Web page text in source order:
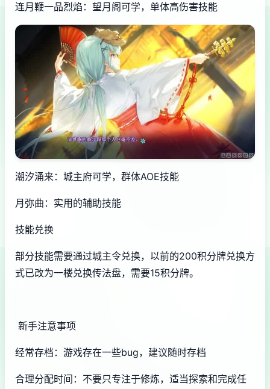
连月鞭一品烈焰：望月阁可学，单体高伤害技能
潮汐涌来：城主府可学，群体AOE技能
月弥曲：实用的辅助技能
技能兑换
部分技能需要通过城主令兑换，以前的200积分牌兑换方
式已改为一楼兑换传法盘，需要15积分牌。
新手注意事项
经常存档：游戏存在一些bug，建议随时存档
合理分配时间：不要只专注于修炼，适当探索和完成任